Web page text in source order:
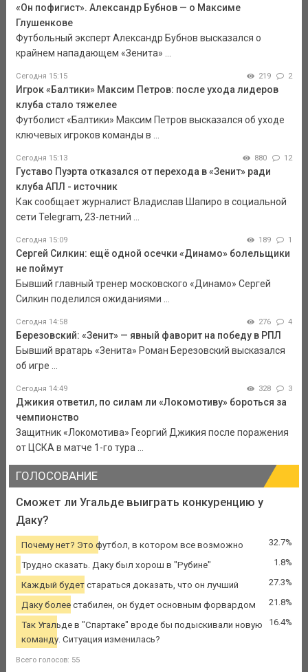
«Он пофигист». Александр Бубнов — о Максиме
Глушенкове
Футбольный эксперт Александр Бубнов высказался о
крайнем нападающем «Зенита» ...
Сегодня 15:15 219 2
Игрок «Балтики» Максим Петров: после ухода лидеров
клуба стало тяжелее
Футболист «Балтики» Максим Петров высказался об уходе
ключевых игроков команды в ...
Сегодня 15:13 880 12
Густаво Пуэрта отказался от перехода в «Зенит» ради
клуба АПЛ - источник
Как сообщает журналист Владислав Шапиро в социальной
сети Telegram, 23-летний ...
Сегодня 15:09 189 1
Сергей Силкин: ещё одной осечки «Динамо» болельщики
не поймут
Бывший главный тренер московского «Динамо» Сергей
Силкин поделился ожиданиями ...
Сегодня 14:58 276 4
Березовский: «Зенит» — явный фаворит на победу в РПЛ
Бывший вратарь «Зенита» Роман Березовский высказался
об игре ...
Сегодня 14:49 328 3
Джикия ответил, по силам ли «Локомотиву» бороться за
чемпионство
Защитник «Локомотива» Георгий Джикия после поражения
от ЦСКА в матче 1-го тура ...
ГОЛОСОВАНИЕ
Сможет ли Угальде выиграть конкуренцию у
Даку?
Почему нет? Это футбол, в котором все возможно 32.7%
Трудно сказать. Даку был хорош в "Рубине" 1.8%
Каждый будет стараться доказать, что он лучший 27.3%
Даку более стабилен, он будет основным форвардом 21.8%
Так Угальде в "Спартаке" вроде бы подыскивали новую
команду. Ситуация изменилась?
16.4%
Всего голосов: 55